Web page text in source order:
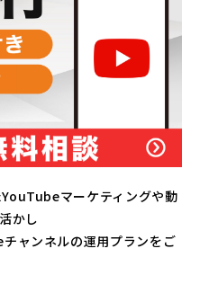
マーケティングや動
かし
ャンネルの運用プランをご